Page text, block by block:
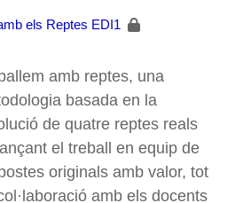
els Reptes EDI1
amb reptes, una
basada en la
de quatre reptes reals
el treball en equip de
originals amb valor, tot
amb els docents